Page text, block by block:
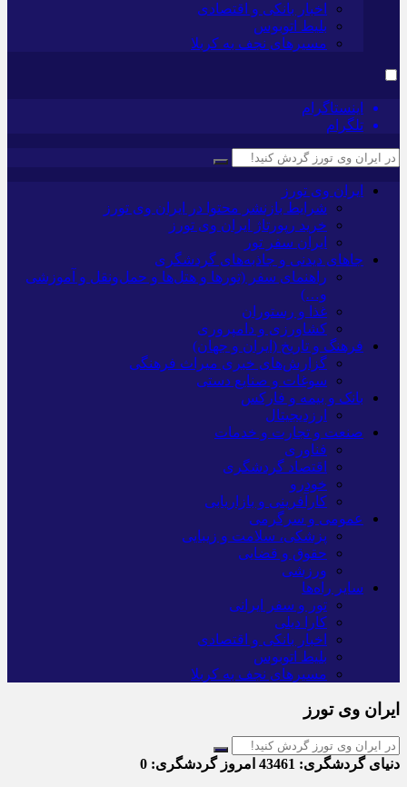
اخبار بانکی و اقتصادی
بلیط اتوبوس
مسیرهای نجف به کربلا
اینستاگرام
تلگرام
ایران وی تورز
شرایط بازنشر محتوا در ایران وی تورز
خرید رپورتاژ ایران وی تورز
ایران سفر تور
جاهای دیدنی و جاذبه‌های گردشگری
راهنمای سفر (تورها و هتل‌ها و حمل‌و‌نقل و آموزشی
و…)
غذا و رستوران
کشاورزی و دامپروری
فرهنگ و تاریخ (ایران و جهان)
گزارش‌های خبری میراث فرهنگی
سوغات و صنایع دستی
بانک و بیمه و فارکس
ارزدیجیتال
صنعت و تجارت و خدمات
فناوری
اقتصاد گردشگری
خودرو
کارآفرینی و بازاریابی
عمومی و سرگرمی
پزشکی، سلامت و زیبایی
حقوق و قضایی
ورزشی
سایر راه‌ها
تور و سفر ایرانی
کارا دیلی
اخبار بانکی و اقتصادی
بلیط اتوبوس
مسیرهای نجف به کربلا
ایران وی تورز
دنیای گردشگری: امروز گردشگری: